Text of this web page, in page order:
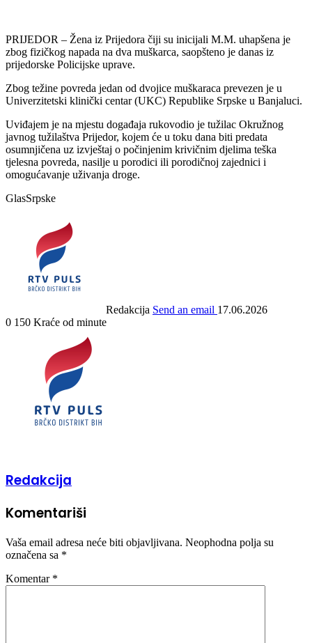
PRIJEDOR – Žena iz Prijedora čiji su inicijali M.M. uhapšena je
zbog fizičkog napada na dva muškarca, saopšteno je danas iz
prijedorske Policijske uprave.
Zbog težine povreda jedan od dvojice muškaraca prevezen je u
Univerzitetski klinički centar (UKC) Republike Srpske u Banjaluci.
Uviđajem je na mjestu događaja rukovodio je tužilac Okružnog
javnog tužilaštva Prijedor, kojem će u toku dana biti predata
osumnjičena uz izvještaj o počinjenim krivičnim djelima teška
tjelesna povreda, nasilje u porodici ili porodičnoj zajednici i
omogućavanje uživanja droge.
GlasSrpske
Redakcija Send an email 17.06.2026
0 150 Kraće od minute
Redakcija
Komentariši
Vaša email adresa neće biti objavljivana. Neophodna polja su
označena sa *
Komentar *